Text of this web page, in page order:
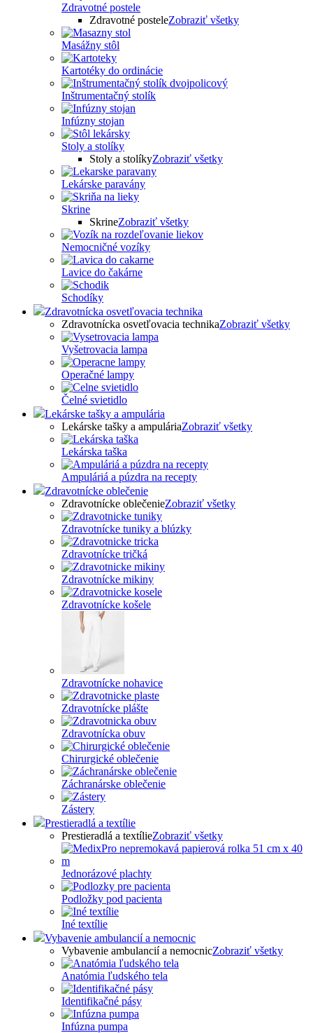
Zdravotné postele
Zdravotné posteleZobraziť všetky
Masážny stôl
Kartotéky do ordinácie
Inštrumentačný stolík
Infúzny stojan
Stoly a stolíky
Stoly a stolíkyZobraziť všetky
Lekárske paravány
Skrine
SkrineZobraziť všetky
Nemocničné vozíky
Lavice do čakárne
Schodíky
Zdravotnícka osvetľovacia technika
Zdravotnícka osvetľovacia technikaZobraziť všetky
Vyšetrovacia lampa
Operačné lampy
Čelné svietidlo
Lekárske tašky a ampulária
Lekárske tašky a ampuláriaZobraziť všetky
Lekárska taška
Ampuláriá a púzdra na recepty
Zdravotnícke oblečenie
Zdravotnícke oblečenieZobraziť všetky
Zdravotnícke tuniky a blúzky
Zdravotnícke tričká
Zdravotnícke mikiny
Zdravotnícke košele
Zdravotnícke nohavice
Zdravotnícke plášte
Zdravotnícka obuv
Chirurgické oblečenie
Záchranárske oblečenie
Zástery
Prestieradlá a textílie
Prestieradlá a textílieZobraziť všetky
Jednorázové plachty
Podložky pod pacienta
Iné textílie
Vybavenie ambulancií a nemocnic
Vybavenie ambulancií a nemocnicZobraziť všetky
Anatómia ľudského tela
Identifikačné pásy
Infúzna pumpa